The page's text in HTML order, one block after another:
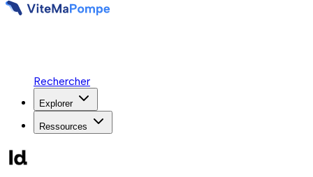
Rechercher
Explorer
Ressources